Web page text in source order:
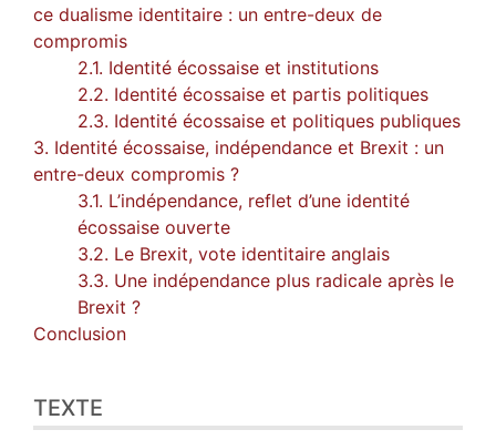
ce dualisme identitaire : un entre-deux de
compromis
2.1. Identité écossaise et institutions
2.2. Identité écossaise et partis politiques
2.3. Identité écossaise et politiques publiques
3. Identité écossaise, indépendance et Brexit : un
entre-deux compromis ?
3.1. L’indépendance, reflet d’une identité
écossaise ouverte
3.2. Le Brexit, vote identitaire anglais
3.3. Une indépendance plus radicale après le
Brexit ?
Conclusion
TEXTE